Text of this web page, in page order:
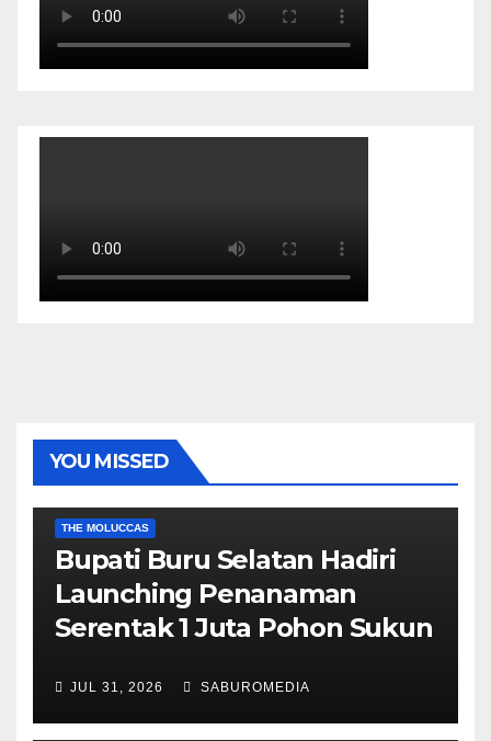
YOU MISSED
THE MOLUCCAS
Bupati Buru Selatan Hadiri
Launching Penanaman
Serentak 1 Juta Pohon Sukun
JUL 31, 2026 SABUROMEDIA
AMBON METRO JURNALISME AKTIVIS
POLITIK & PEMERINTAHAN